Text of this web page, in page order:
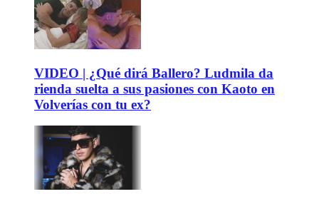
VIDEO | ¿Qué dirá Ballero? Ludmila da
rienda suelta a sus pasiones con Kaoto en
Volverías con tu ex?